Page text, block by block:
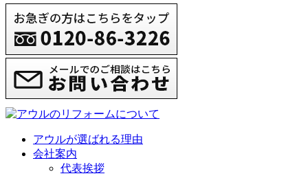
アウルが選ばれる理由
会社案内
代表挨拶